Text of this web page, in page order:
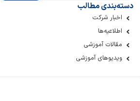
دسته‌بندی مطالب
اخبار شرکت
اطلاعیه‌ها
مقالات آموزشی
ویدیوهای آموزشی